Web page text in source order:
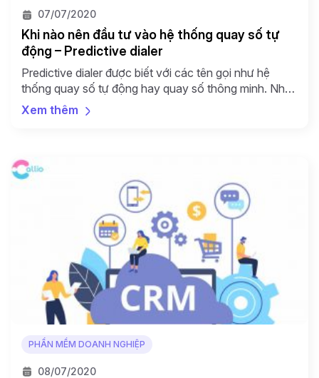
07/07/2020
Khi nào nên đầu tư vào hệ thống quay số tự
động – Predictive dialer
Predictive dialer được biết với các tên gọi như hệ
thống quay số tự động hay quay số thông minh. Nhờ
có predictive dialer mà đội ngũ bán hàng có thể đạt
được nhiều doanh số hơn, tiếp cận đối tượng rộng
Xem thêm
PHẦN MỀM DOANH NGHIỆP
08/07/2020